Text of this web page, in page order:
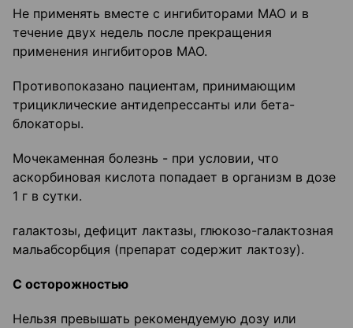
Не применять вместе с ингибиторами МАО и в
течение двух недель после прекращения
применения ингибиторов МАО.
Противопоказано пациентам, принимающим
трициклические антидепрессанты или бета-
блокаторы.
Мочекаменная болезнь - при условии, что
аскорбиновая кислота попадает в организм в дозе
1 г в сутки.
галактозы, дефицит лактазы, глюкозо-галактозная
мальабсорбция (препарат содержит лактозу).
С осторожностью
Нельзя превышать рекомендуемую дозу или